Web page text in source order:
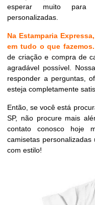
esperar muito para
personalizadas.
Na Estamparia
em tudo o que fazemos.
de criação e compra de
agradável possível.
responder a perguntas,
esteja completamente
Então, se você está
SP, não procure mais
contato conosco hoje
camisetas
com estilo!